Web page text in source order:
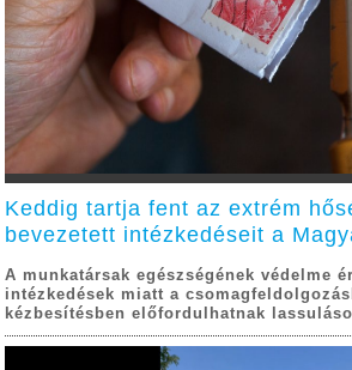
Keddig tartja fent az extrém
bevezetett intézkedéseit a
A munkatársak egészségének védelme
intézkedések miatt a
kézbesítésben előfordulhatnak